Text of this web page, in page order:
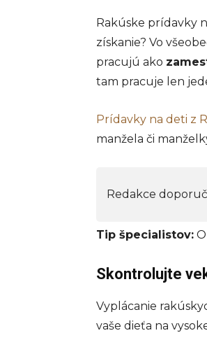
Rakúske prídavky
získanie? Vo
pracujú ako
tam pracuje len
Prídavky na deti z
manžela či
Redakce
Tip špecialistov:
Skontrolujte
Vyplácanie
vaše dieťa na